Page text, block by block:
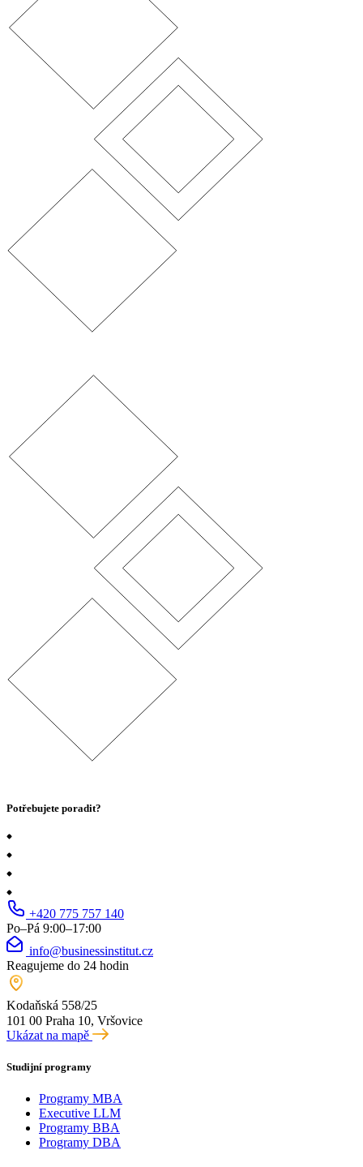
Potřebujete poradit?
+420 775 757 140
Po–Pá 9:00–17:00
info@businessinstitut.cz
Reagujeme do 24 hodin
Kodaňská 558/25
101 00 Praha 10, Vršovice
Ukázat na mapě
Studijní programy
Programy MBA
Executive LLM
Programy BBA
Programy DBA